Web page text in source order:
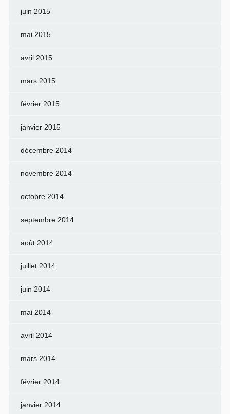
juin 2015
mai 2015
avril 2015
mars 2015
février 2015
janvier 2015
décembre 2014
novembre 2014
octobre 2014
septembre 2014
août 2014
juillet 2014
juin 2014
mai 2014
avril 2014
mars 2014
février 2014
janvier 2014